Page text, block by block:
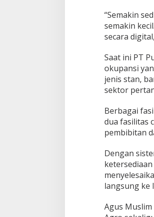
“Semakin
semakin
secara
Saat ini PT
okupansi
jenis stan,
sektor
Berbagai
dua fasilitas
pembibitan
Dengan
langsung ke
Agus